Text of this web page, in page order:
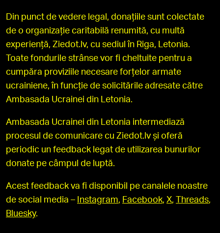
Din punct de vedere legal, donațiile sunt colectate
de o organizație caritabilă renumită, cu multă
experiență, Ziedot.lv, cu sediul în Riga, Letonia.
Toate fondurile strânse vor fi cheltuite pentru a
cumpăra proviziile necesare forțelor armate
ucrainiene, în funcție de solicitările adresate către
Ambasada Ucrainei din Letonia.
Ambasada Ucrainei din Letonia intermediază
procesul de comunicare cu Ziedot.lv și oferă
periodic un feedback legat de utilizarea bunurilor
donate pe câmpul de luptă.
Acest feedback va fi disponibil pe canalele noastre
de social media – Instagram, Facebook, X, Threads,
Bluesky.